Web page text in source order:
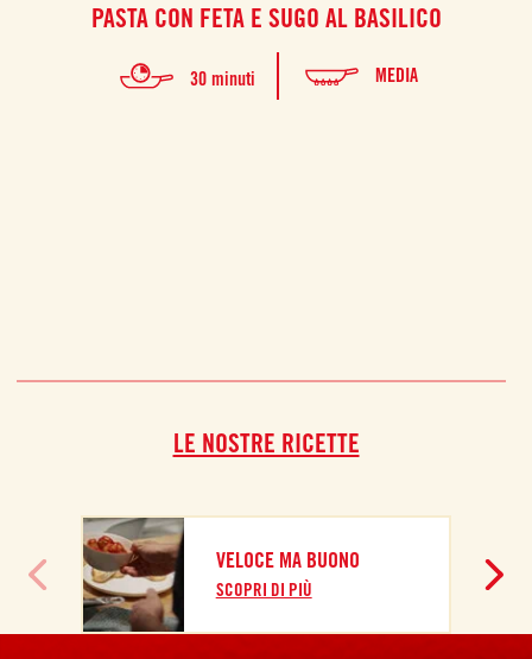
PASTA CON FETA E SUGO AL BASILICO
30 minuti MEDIA
LE NOSTRE RICETTE
VELOCE MA BUONO
SCOPRI DI PIÙ